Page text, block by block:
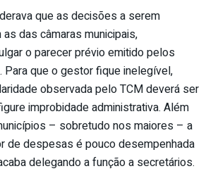
que as decisões a serem
das câmaras municipais,
o parecer prévio emitido pelos
Para que o gestor fique inelegível,
observada pelo TCM deverá ser
improbidade administrativa. Além
– sobretudo nos maiores – a
de despesas é pouco desempenhada
delegando a função a secretários.